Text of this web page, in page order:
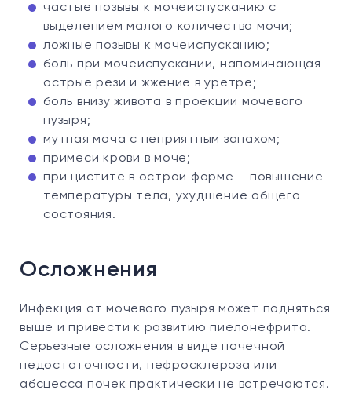
частые позывы к мочеиспусканию с
выделением малого количества мочи;
ложные позывы к мочеиспусканию;
боль при мочеиспускании, напоминающая
острые рези и жжение в уретре;
боль внизу живота в проекции мочевого
пузыря;
мутная моча с неприятным запахом;
примеси крови в моче;
при цистите в острой форме – повышение
температуры тела, ухудшение общего
состояния.
Осложнения
Инфекция от мочевого пузыря может подняться
выше и привести к развитию пиелонефрита.
Серьезные осложнения в виде почечной
недостаточности, нефросклероза или
абсцесса почек практически не встречаются.